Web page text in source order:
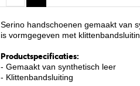
Serino handschoenen gemaakt van
is vormgegeven met
Productspecificaties:
- Gemaakt van synthetisch leer
- Klittenbandsluiting